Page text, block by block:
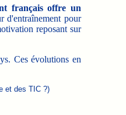
français offre un
d'entraînement pour
reposant sur
Ces évolutions en
et des TIC ?)